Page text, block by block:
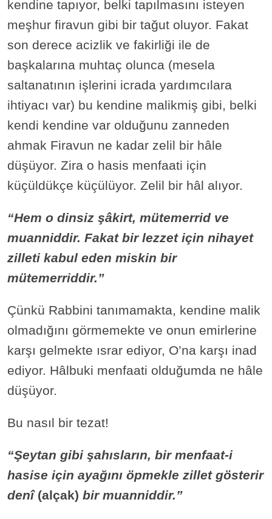
kendine tapıyor, belki tapılmasını isteyen
meşhur firavun gibi bir tağut oluyor. Fakat
son derece acizlik ve fakirliği ile de
başkalarına muhtaç olunca (mesela
saltanatının işlerini icrada yardımcılara
ihtiyacı var) bu kendine malikmiş gibi, belki
kendi kendine var olduğunu zanneden
ahmak Firavun ne kadar zelil bir hâle
düşüyor. Zira o hasis menfaati için
küçüldükçe küçülüyor. Zelil bir hâl alıyor.
“Hem o dinsiz şâkirt, mütemerrid ve
muanniddir. Fakat bir lezzet için nihayet
zilleti kabul eden miskin bir
mütemerriddir.”
Çünkü Rabbini tanımamakta, kendine malik
olmadığını görmemekte ve onun emirlerine
karşı gelmekte ısrar ediyor, O’na karşı inad
ediyor. Hâlbuki menfaati olduğumda ne hâle
düşüyor.
Bu nasıl bir tezat!
“Şeytan gibi şahısların, bir menfaat-i
hasise için ayağını öpmekle zillet gösterir
denî (alçak) bir muanniddir.”